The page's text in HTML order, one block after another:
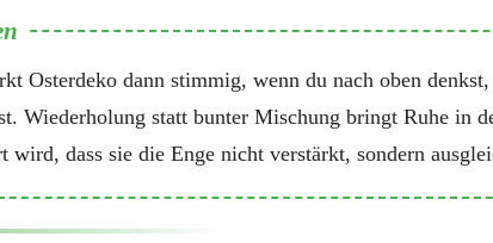
Osterdeko dann stimmig, wenn du nach oben
Wiederholung statt bunter Mischung bringt Ruhe in
wird, dass sie die Enge nicht verstärkt, sondern